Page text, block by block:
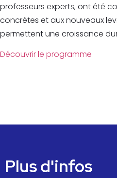
professeurs experts, ont été
concrètes et aux nouveaux
permettent une croissance
Découvrir le programme
Plus d'infos